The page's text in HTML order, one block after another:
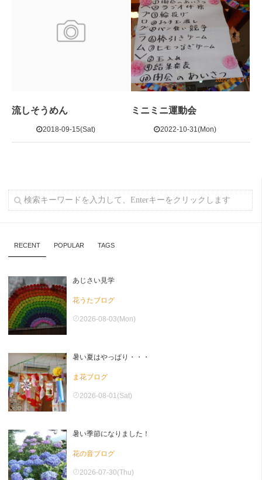
流しそうめん
2018-09-15(Sat)
ミニミニ運動会
2022-10-31(Mon)
RECENT POPULAR TAGS
あじさい見学
花うたブログ
2026-08-03(Mon)
暑い夏はやっぱり・・・
ま花ブログ
2026-08-01(Sat)
暑い季節になりました！
花の音ブログ
2026-07-30(Thu)